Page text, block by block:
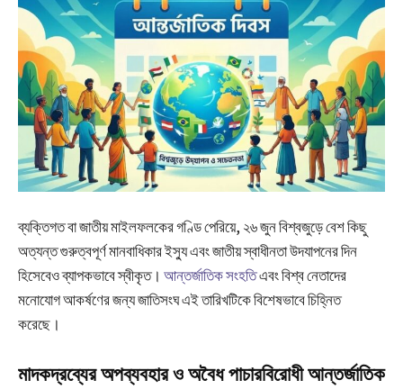
ব্যক্তিগত বা জাতীয় মাইলফলকের গণ্ডি পেরিয়ে, ২৬ জুন বিশ্বজুড়ে বেশ কিছু
অত্যন্ত গুরুত্বপূর্ণ মানবাধিকার ইস্যু এবং জাতীয় স্বাধীনতা উদযাপনের দিন
হিসেবেও ব্যাপকভাবে স্বীকৃত। আন্তর্জাতিক সংহতিএবং বিশ্ব নেতাদের
মনোযোগ আকর্ষণের জন্য জাতিসংঘ এই তারিখটিকে বিশেষভাবে চিহ্নিত
করেছে।
মাদকদ্রব্যের অপব্যবহার ও অবৈধ পাচারবিরোধী আন্তর্জাতিক